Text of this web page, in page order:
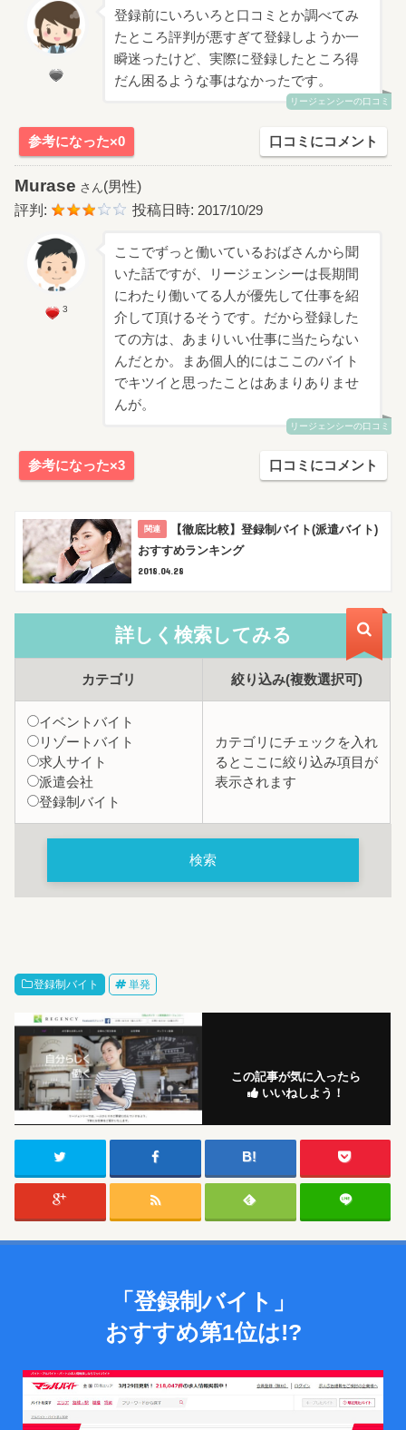
登録前にいろいろと口コミとか調べてみ
たところ評判が悪すぎて登録しようか一
瞬迷ったけど、実際に登録したところ得
だん困るような事はなかったです。
リージェンシーの口コミ
参考になった×0 口コミにコメント
Murase さん(男性)
評判:
投稿日時: 2017/10/29
3
ここでずっと働いているおばさんから聞
いた話ですが、リージェンシーは長期間
にわたり働いてる人が優先して仕事を紹
介して頂けるそうです。だから登録した
ての方は、あまりいい仕事に当たらない
んだとか。まあ個人的にはここのバイト
でキツイと思ったことはあまりありませ
んが。
リージェンシーの口コミ
参考になった×3 口コミにコメント
【徹底比較】登録制バイト(派遣バイト)
おすすめランキング
2018.04.28
詳しく検索してみる
カテゴリ 絞り込み(複数選択可)
イベントバイト
リゾートバイト
求人サイト
派遣会社
登録制バイト
カテゴリにチェックを入れ
るとここに絞り込み項目が
表示されます
登録制バイト 単発
この記事が気に入ったら
いいねしよう！
「登録制バイト」
おすすめ第1位は!?